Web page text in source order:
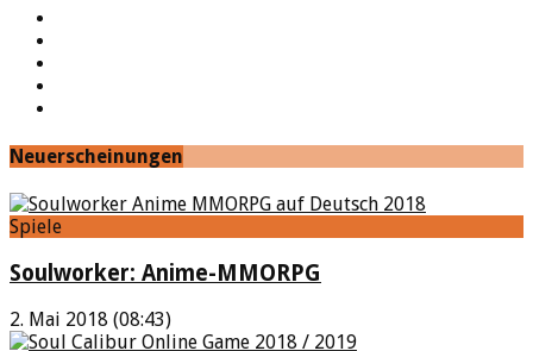
Neuerscheinungen
Spiele
Soulworker: Anime-MMORPG
2. Mai 2018 (08:43)